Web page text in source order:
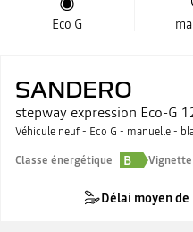
Eco G
SANDERO
stepway expression Eco-G
Véhicule neuf - Eco G - manuelle -
Classe énergétique
B
Délai moyen